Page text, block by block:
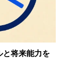
と将来能力を